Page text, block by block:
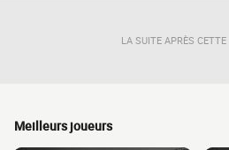
LA SUITE APRÈS
Meilleurs joueurs